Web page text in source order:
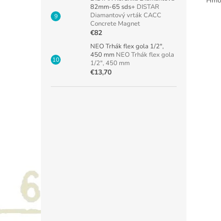
82mm-65 sds+ DISTAR
Diamantový vrták CACC
Concrete Magnet
€82
NEO Trhák flex gola 1/2",
450 mm NEO Trhák flex gola
1/2", 450 mm
€13,70